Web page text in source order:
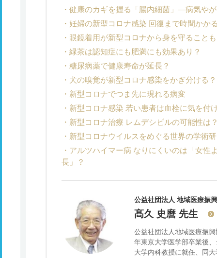
健康のカギを握る「腸内細菌」―病気や
妊婦の新型コロナ感染 回復まで時間かか
眼鏡着用が新型コロナから身を守ること
緑茶は認知症にも肥満にも効果あり？
糖尿病薬で健康寿命が延長？
犬の嗅覚が新型コロナ感染をかぎ分ける？
新型コロナでつま先に現れる病変
新型コロナ感染 若い患者は血栓に気を付
新型コロナ治療 レムデシビルの可能性は
新型コロナウイルスをめぐる世界の学術
アルツハイマー病 なりにくいのは「女性
長」？
公益社団法人 地域医療振
髙久 史麿 先生
公益社団法人地域医療振
年東京大学医学部卒業後
大学内科教授に就任、同